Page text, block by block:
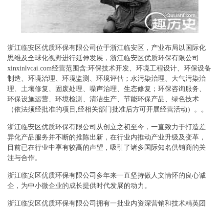
浙江临安区优质环保有限公司位于浙江临安区，产业布局以国际化
思维及全球化视野进行延伸发展，浙江临安区优质环保有限公司
xinxinlvcai.com经营范围含:环保技术开发、环境工程设计、环保设备
制造、环境治理、环境监测、环境评估；水污染治理、大气污染治
理、土壤修复、固废处理、噪声治理、生态修复；环保咨询服务、
环保设施运营、环境检测、清洁生产、节能环保产品、绿色技术
（依法须经批准的项目,经相关部门批准后方可开展经营活动）。。
浙江临安区优质环保有限公司从创立之初至今，一直致力于打造差
异化产品服务并不断的推陈出新，在行业内推动产业升级及变革，
目前已在行业中享有较高的声望，吸引了诸多国际知名供销商的关
注与合作。
浙江临安区优质环保有限公司多年来一直坚持做人文情怀的良心诚
企，为中小微企业的成长提供时代发展的动力。
浙江临安区优质环保有限公司拥有一批业内资深营销和技术精英团